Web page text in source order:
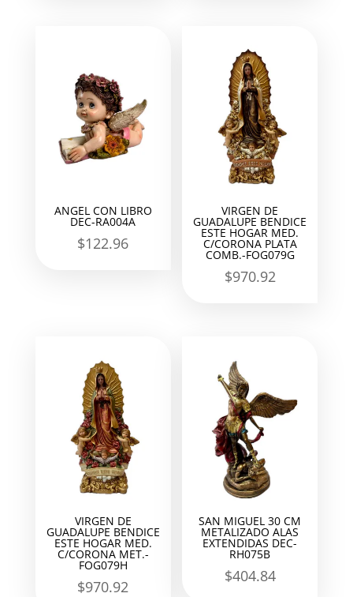
ANGEL CON LIBRO
DEC-RA004A
$122.96
VIRGEN DE
GUADALUPE BENDICE
ESTE HOGAR MED.
C/CORONA PLATA
COMB.-FOG079G
$970.92
VIRGEN DE
GUADALUPE BENDICE
ESTE HOGAR MED.
C/CORONA MET.-
FOG079H
$970.92
SAN MIGUEL 30 CM
METALIZADO ALAS
EXTENDIDAS DEC-
RH075B
$404.84